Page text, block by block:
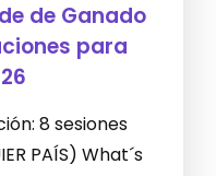
de Ganado
para
8 sesiones
PAÍS) What´s